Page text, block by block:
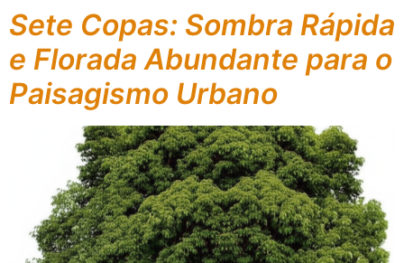
Sete Copas: Sombra Rápida
e Florada Abundante para o
Paisagismo Urbano